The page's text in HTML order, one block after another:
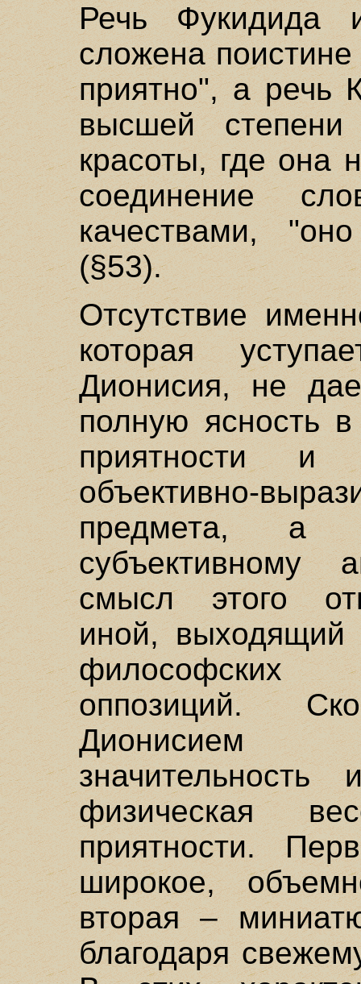
Речь Фукидида
сложена
приятно", а речь
высшей
красоты, где она
соединение
качествами,
(§53).
Отсутствие
которая
Дионисия, не
полную ясность
приятности и
объективно-
предмета, а
субъективному
смысл этого
иной, выходящий
философских
оппозиций.
Дионисием
физическая
приятности.
широкое,
вторая –
благодаря